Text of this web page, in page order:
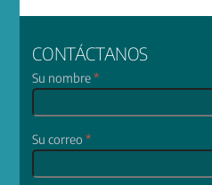
CONTÁCTANOS
Su nombre*
Su correo*